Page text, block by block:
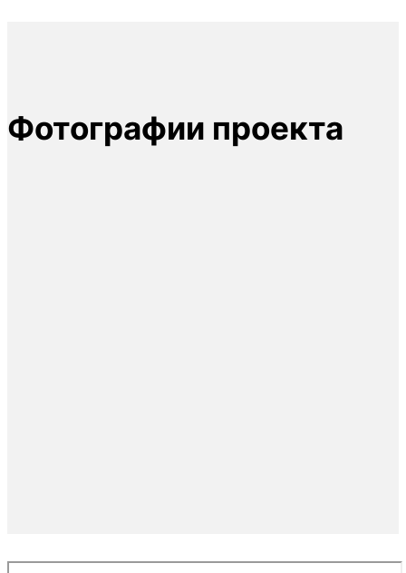
Фотографии проекта